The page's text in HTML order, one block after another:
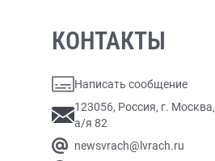
КОНТАКТЫ
Написать сообщение
123056, Россия, г. Москва,
а/я 82
newsvrach@lvrach.ru